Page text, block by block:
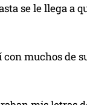
se le llega a
muchos de